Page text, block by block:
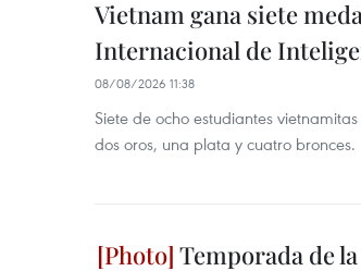
Vietnam gana siete
Internacional de
08/08/2026 11:38
Siete de ocho estudiantes
dos oros, una plata y cuatro bronces.
Temporada de